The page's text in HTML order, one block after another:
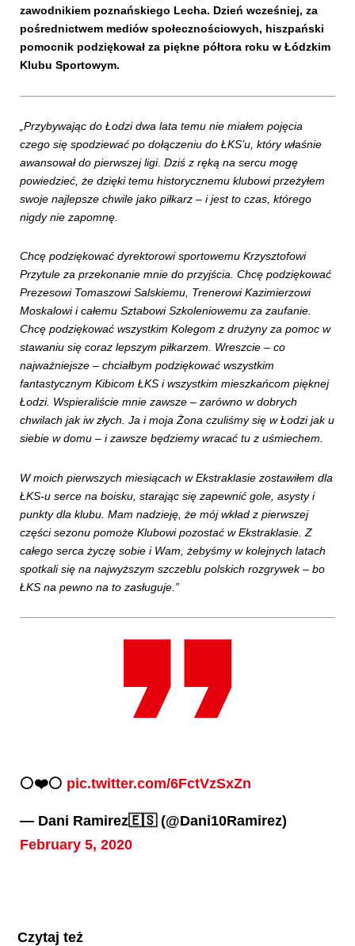
zawodnikiem poznańskiego Lecha. Dzień wcześniej, za
pośrednictwem mediów społecznościowych, hiszpański
pomocnik podziękował za piękne półtora roku w Łódzkim
Klubu Sportowym.
„Przybywając do Łodzi dwa lata temu nie miałem pojęcia
czego się spodziewać po dołączeniu do ŁKS’u, który właśnie
awansował do pierwszej ligi. Dziś z ręką na sercu mogę
powiedzieć, że dzięki temu historycznemu klubowi przeżyłem
swoje najlepsze chwile jako piłkarz – i jest to czas, którego
nigdy nie zapomnę.
Chcę podziękować dyrektorowi sportowemu Krzysztofowi
Przytule za przekonanie mnie do przyjścia. Chcę podziękować
Prezesowi Tomaszowi Salskiemu, Trenerowi Kazimierzowi
Moskalowi i całemu Sztabowi Szkoleniowemu za zaufanie.
Chcę podziękować wszystkim Kolegom z drużyny za pomoc w
stawaniu się coraz lepszym piłkarzem. Wreszcie – co
najważniejsze – chciałbym podziękować wszystkim
fantastycznym Kibicom ŁKS i wszystkim mieszkańcom pięknej
Łodzi. Wspieraliście mnie zawsze – zarówno w dobrych
chwilach jak iw złych. Ja i moja Żona czuliśmy się w Łodzi jak u
siebie w domu – i zawsze będziemy wracać tu z uśmiechem.
W moich pierwszych miesiącach w Ekstraklasie zostawiłem dla
ŁKS-u serce na boisku, starając się zapewnić gole, asysty i
punkty dla klubu. Mam nadzieję, że mój wkład z pierwszej
części sezonu pomoże Klubowi pozostać w Ekstraklasie. Z
całego serca życzę sobie i Wam, żebyśmy w kolejnych latach
spotkali się na najwyższym szczeblu polskich rozgrywek – bo
ŁKS na pewno na to zasługuje.”
⚪️❤️⚪️ pic.twitter.com/6FctVzSxZn
— Dani Ramirez🇪🇸 (@Dani10Ramirez)
February 5, 2020
Czytaj też